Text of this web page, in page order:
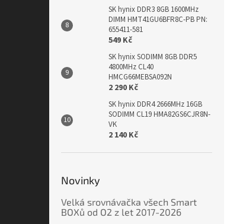
SK hynix DDR3 8GB 1600MHz
DIMM HMT41GU6BFR8C-PB PN:
655411-581
549 Kč
SK hynix SODIMM 8GB DDR5
4800MHz CL40
HMCG66MEBSA092N
2 290 Kč
SK hynix DDR4 2666MHz 16GB
SODIMM CL19 HMA82GS6CJR8N-
VK
2 140 Kč
Novinky
Velká srovnávačka všech Smart
BOXů od O2 z let 2017-2026